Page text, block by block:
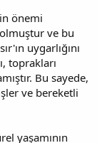
önemi
ve bu
uygarlığını
toprakları
Bu sayede,
ve bereketli
yaşamının